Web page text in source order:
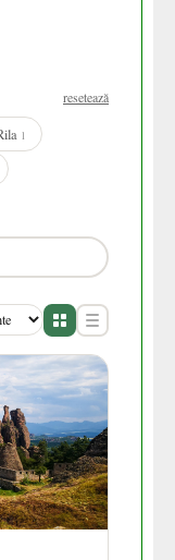
resetează
1